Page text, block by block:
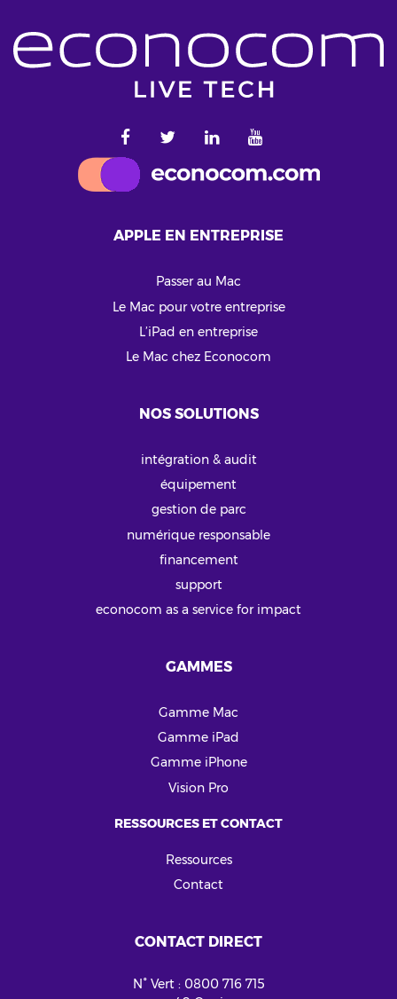
APPLE EN ENTREPRISE
Passer au Mac
Le Mac pour votre entreprise
L’iPad en entreprise
Le Mac chez Econocom
NOS SOLUTIONS
intégration & audit
équipement
gestion de parc
numérique responsable
financement
support
econocom as a service for impact
GAMMES
Gamme Mac
Gamme iPad
Gamme iPhone
Vision Pro
RESSOURCES ET CONTACT
Ressources
Contact
CONTACT DIRECT
N° Vert : 0800 716 715